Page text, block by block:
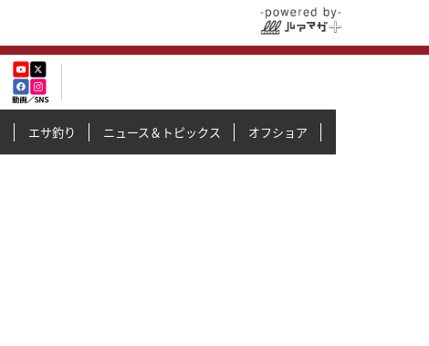
エサ釣り ニュース＆トピックス オフショア